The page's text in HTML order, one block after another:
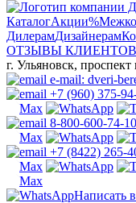
КаталогАкции%
ДилерамДизайнерам
ОТЗЫВЫ КЛИЕНТОВ
г. Ульяновск,
e-mail: dveri-
+7 (960) 375-
8-800-600-74-10
+7 (8422) 265-
Написать